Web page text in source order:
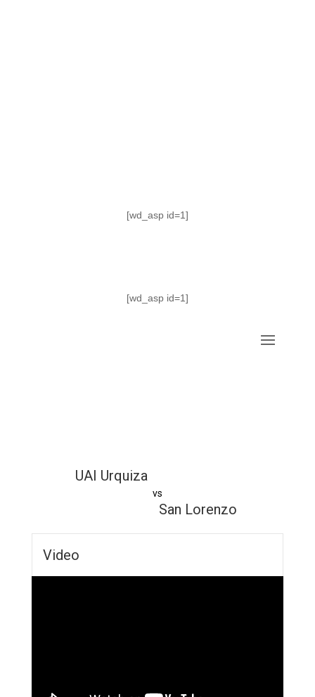
[wd_asp id=1]
[wd_asp id=1]
UAI Urquiza
vs
San Lorenzo
Video